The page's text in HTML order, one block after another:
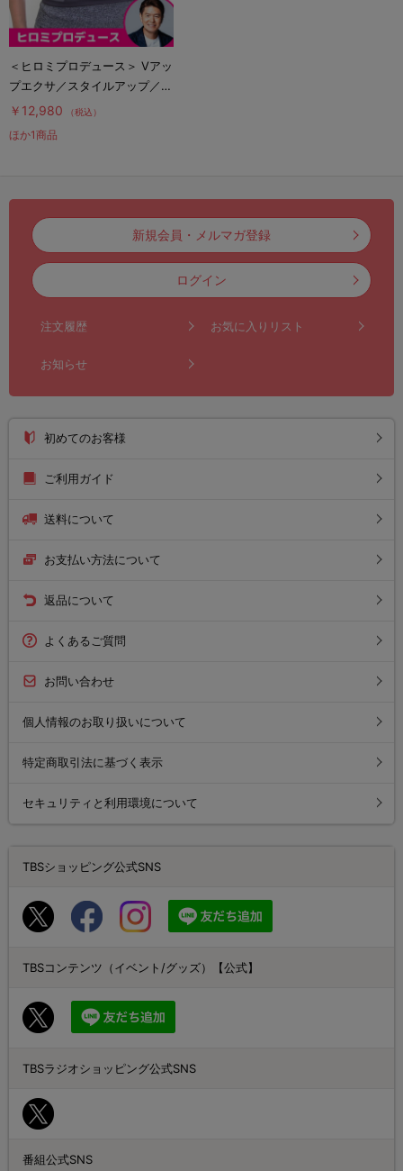
＜ヒロミプロデュース＞ Vアッ
プエクサ／スタイルアップ／お
腹用EMS
￥12,980 （税込）
ほか1商品
新規会員・メルマガ登録
ログイン
注文履歴 お気に入りリスト
お知らせ
初めてのお客様
ご利用ガイド
送料について
お支払い方法について
返品について
よくあるご質問
お問い合わせ
個人情報のお取り扱いについて
特定商取引法に基づく表示
セキュリティと利用環境について
TBSショッピング公式SNS
TBSコンテンツ（イベント/グッズ）【公式】
TBSラジオショッピング公式SNS
番組公式SNS